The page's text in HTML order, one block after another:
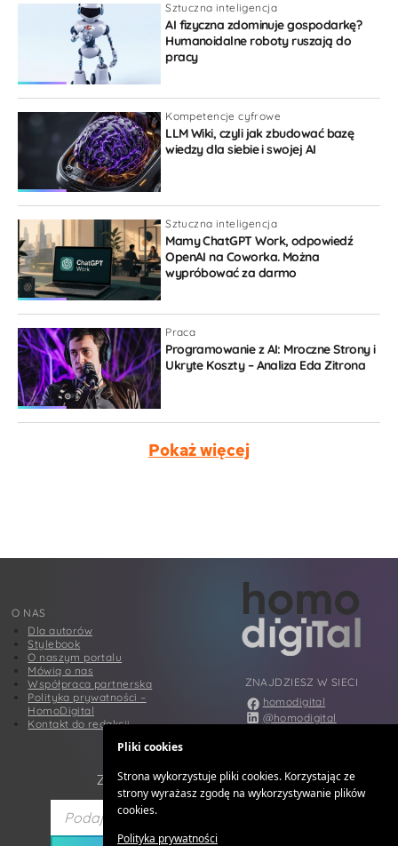
Sztuczna inteligencja
AI fizyczna zdominuje gospodarkę?
Humanoidalne roboty ruszają do
pracy
Kompetencje cyfrowe
LLM Wiki, czyli jak zbudować bazę
wiedzy dla siebie i swojej AI
Sztuczna inteligencja
Mamy ChatGPT Work, odpowiedź
OpenAI na Coworka. Można
wypróbować za darmo
Praca
Programowanie z AI: Mroczne Strony i
Ukryte Koszty – Analiza Eda Zitrona
Pokaż więcej
ZAPISZ SIĘ DO NEWSLETTERA
O NAS
Dla autorów
Stylebook
O naszym portalu
Mówią o nas
Współpraca partnerska
Polityka prywatności –
HomoDigital
Kontakt do redakcji
ZNAJDZIESZ W SIECI
homodigital
@homodigital
Pliki cookies
Strona wykorzystuje pliki cookies. Korzystając ze
strony wyrażasz zgodę na wykorzystywanie plików
cookies.
Polityka prywatności